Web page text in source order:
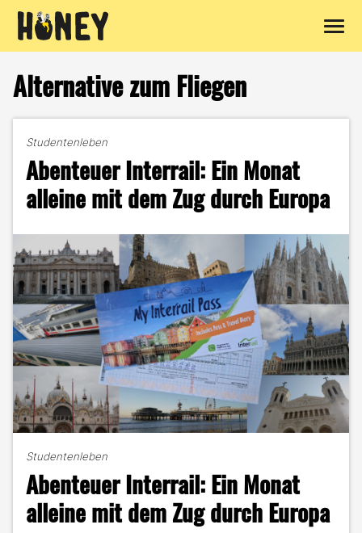
Inhalt
springen
Alternative zum Fliegen
Studentenleben
Abenteuer Interrail: Ein Monat
alleine mit dem Zug durch Europa
Studentenleben
Abenteuer Interrail: Ein Monat
alleine mit dem Zug durch Europa